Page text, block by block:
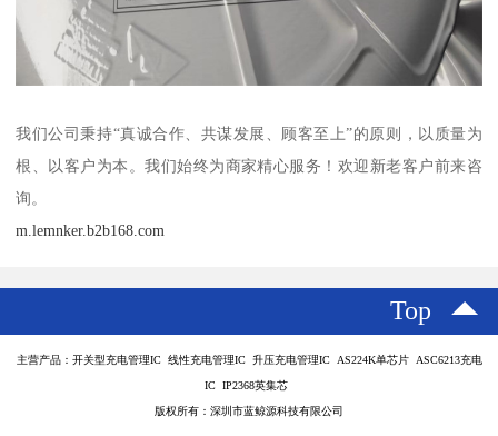
我们公司秉持“真诚合作、共谋发展、顾客至上”的原则，以质量为
根、以客户为本。我们始终为商家精心服务！欢迎新老客户前来咨
询。
m.lemnker.b2b168.com
Top
主营产品：开关型充电管理IC 线性充电管理IC 升压充电管理IC AS224K单芯片 ASC6213充电
IC IP2368英集芯
版权所有：深圳市蓝鲸源科技有限公司